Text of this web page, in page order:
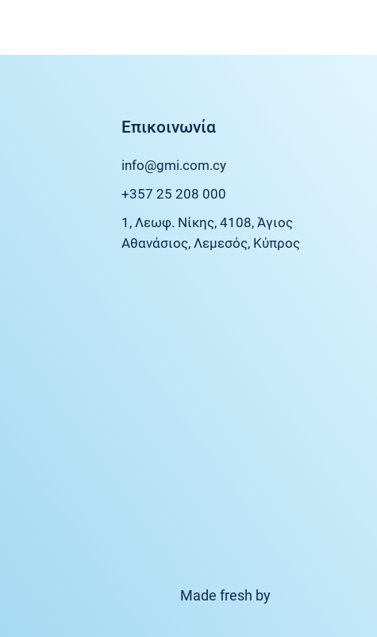
Επικοινωνία
info@gmi.com.cy
+357 25 208 000
1, Λεωφ. Νίκης, 4108, Άγιος
Αθανάσιος, Λεμεσός, Κύπρος
Made fresh by